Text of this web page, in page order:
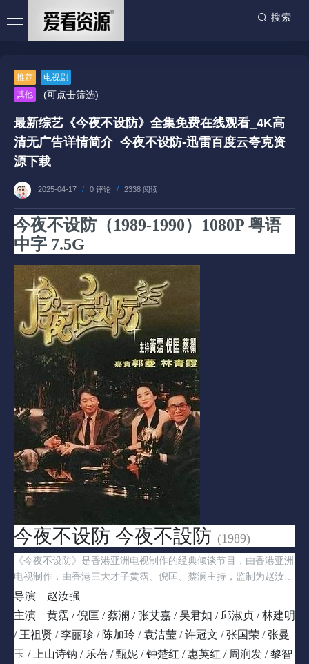
搜索
推荐
电视剧
其他
(可点击筛选)
最新综艺《今夜不设防》全集免费在线观看_4K高
清无广告详情简介_今夜不设防-迅雷百度云夸克资
源下载
2025-04-17 / 0 评论 / 2338 阅读
今夜不设防（1989-1990）1080P 粤语
中字 7.5G
今夜不设防 今夜不設防 (1989)
《今夜不设防》是香港亚洲电视制作的经典倾谈节目，由香港亚洲
电视制作，由香港三大才子黄霑、倪匡、蔡澜主持，监制为赵汝
强。亚洲电视于1989年至1990年间制作的成人清谈节目，由黄霑、
倪匡及蔡澜主持，于星期六晚上深夜时段播出。每集皆会邀请不同
嘉宾接受访问，由女艺人以至演员及歌手等，节目内容在当时的香
港社会而言较为大胆，主持人曾在节目中讨论性与爱相关话题，但
并无发出违反香港法例的言论;3位主持人亦不时在节目内吸烟、饮
导演
赵汝强
主演
黄霑 / 倪匡 / 蔡澜 / 张艾嘉 / 吴君如 / 邱淑贞 / 林建明
/ 王祖贤 / 李丽珍 / 陈加玲 / 袁洁莹 / 许冠文 / 张国荣 / 张曼
玉 / 上山诗钠 / 乐蓓 / 甄妮 / 钟楚红 / 惠英红 / 周润发 / 黎智